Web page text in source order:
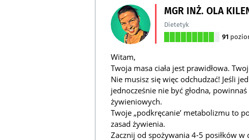
MGR INŻ. OLA
Dietetyk
91
Witam,
Twoja masa ciała jest prawidłowa.
Nie musisz się więc odchudzać! Jeśli
jednocześnie nie być głodna,
żywieniowych.
Twoje „podkręcanie’ metabolizmu to
zasad żywienia.
Zacznij od spożywania 4-5 posiłków